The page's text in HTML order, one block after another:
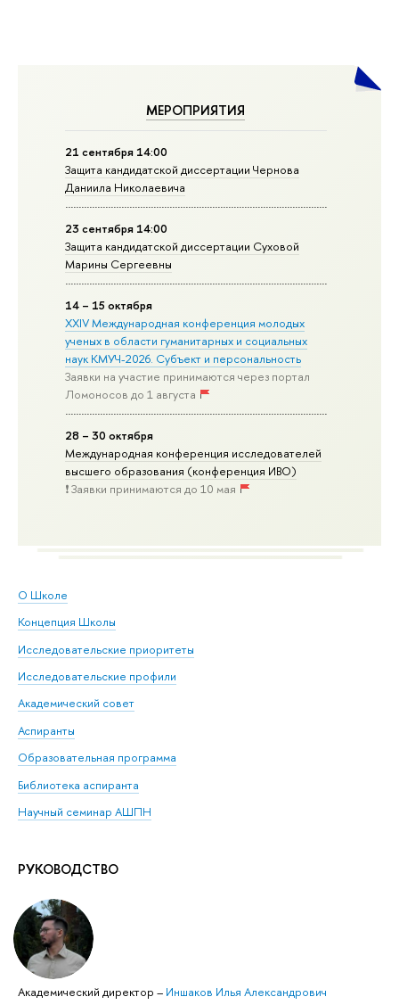
МЕРОПРИЯТИЯ
21 сентября 14:00
Защита кандидатской диссертации Чернова
Даниила Николаевича
23 сентября 14:00
Защита кандидатской диссертации Суховой
Марины Сергеевны
14 – 15 октября
XXIV Международная конференция молодых
ученых в области гуманитарных и социальных
наук КМУЧ-2026. Субъект и персональность
Заявки на участие принимаются через портал
Ломоносов до 1 августа
28 – 30 октября
Международная конференция исследователей
высшего образования (конференция ИВО)
❗️ Заявки принимаются до 10 мая
О Школе
Концепция Школы
Исследовательские приоритеты
Исследовательские профили
Академический совет
Аспиранты
Образовательная программа
Библиотека аспиранта
Научный семинар АШПН
РУКОВОДСТВО
Академический директор – Иншаков Илья Александрович